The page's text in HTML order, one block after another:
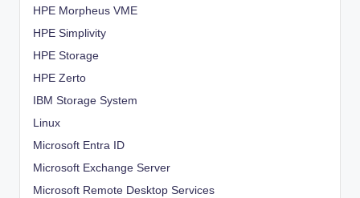
HPE Morpheus VME
HPE Simplivity
HPE Storage
HPE Zerto
IBM Storage System
Linux
Microsoft Entra ID
Microsoft Exchange Server
Microsoft Remote Desktop Services